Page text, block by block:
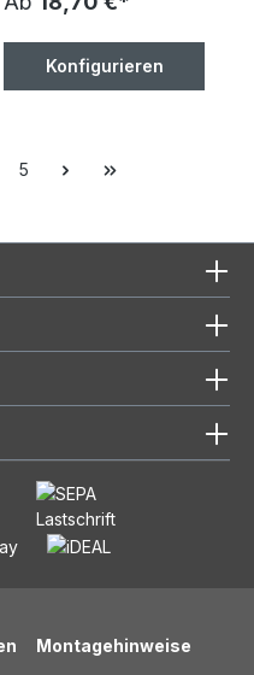
Durchmesser,
100-400cm, inkl.
Trägern
Konfigurieren
5
Montagehinweise